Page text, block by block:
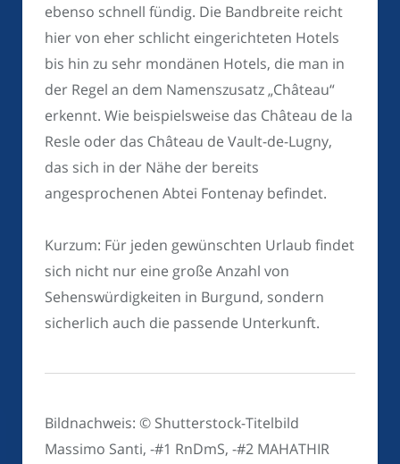
ebenso schnell fündig. Die Bandbreite reicht
hier von eher schlicht eingerichteten Hotels
bis hin zu sehr mondänen Hotels, die man in
der Regel an dem Namenszusatz „Château“
erkennt. Wie beispielsweise das Château de la
Resle oder das Château de Vault-de-Lugny,
das sich in der Nähe der bereits
angesprochenen Abtei Fontenay befindet.
Kurzum: Für jeden gewünschten Urlaub findet
sich nicht nur eine große Anzahl von
Sehenswürdigkeiten in Burgund, sondern
sicherlich auch die passende Unterkunft.
Bildnachweis: © Shutterstock-Titelbild
Massimo Santi, -#1 RnDmS, -#2 MAHATHIR